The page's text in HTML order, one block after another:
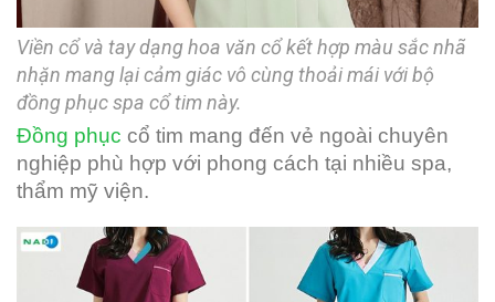
Viền cổ và tay dạng hoa văn cổ kết hợp màu sắc nhã
nhặn mang lại cảm giác vô cùng thoải mái với bộ
đồng phục spa cổ tim này.
Đồng phục cổ tim mang đến vẻ ngoài chuyên
nghiệp phù hợp với phong cách tại nhiều spa,
thẩm mỹ viện.